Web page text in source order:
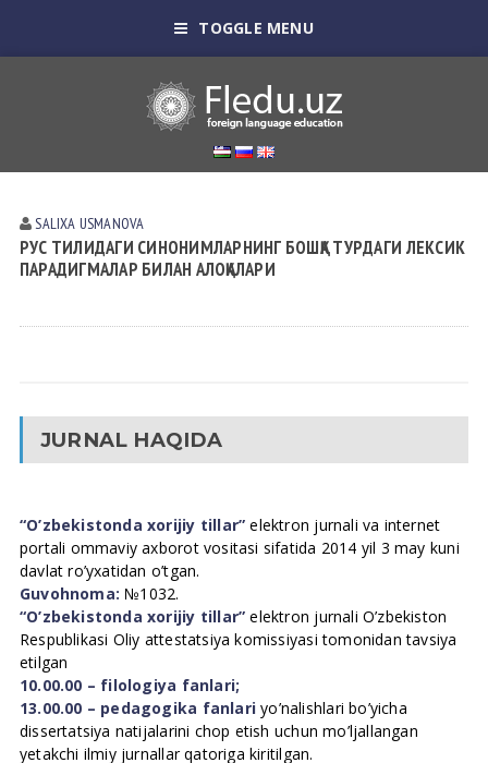
TOGGLE MENU
SALIXA USMАNOVА
РУС ТИЛИДАГИ СИНОНИМЛАРНИНГ БОШҚА ТУРДАГИ ЛЕКСИК
ПАРАДИГМАЛАР БИЛАН АЛОҚАЛАРИ
JURNAL HAQIDA
“O’zbekistonda xorijiy tillar” elektron jurnali va internet
portali ommaviy axborot vositasi sifatida 2014 yil 3 may kuni
davlat ro’yxatidan o’tgan.
Guvohnoma: №1032.
“O’zbekistonda xorijiy tillar” elektron jurnali O’zbekiston
Respublikasi Oliy attestatsiya komissiyasi tomonidan tavsiya
etilgan
10.00.00 – filologiya fanlari;
13.00.00 – pedagogika fanlari yo’nalishlari bo’yicha
dissertatsiya natijalarini chop etish uchun mo’ljallangan
yetakchi ilmiy jurnallar qatoriga kiritilgan.